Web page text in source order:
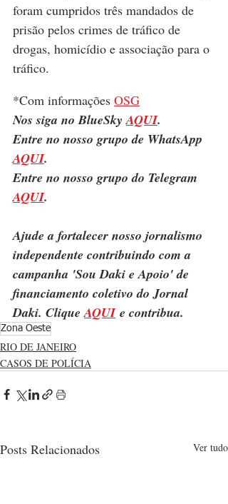
foram cumpridos três mandados de
prisão pelos crimes de tráfico de
drogas, homicídio e associação para o
tráfico.
*Com informações OSG
Nos siga no BlueSky AQUI.
Entre no nosso grupo de WhatsApp
AQUI.
Entre no nosso grupo do Telegram
AQUI.
Ajude a fortalecer nosso jornalismo
independente contribuindo com a
campanha 'Sou Daki e Apoio' de
financiamento coletivo do Jornal
Daki. Clique AQUI e contribua.
Zona Oeste
RIO DE JANEIRO
CASOS DE POLÍCIA
Posts Relacionados Ver tudo